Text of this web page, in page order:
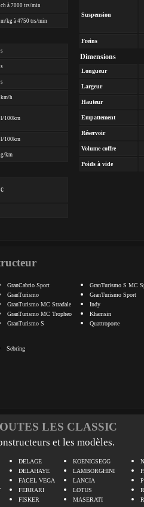
ch à 7000 trs/min
m/kg à 4750 trs/min
s
s
s
km/h
l/100km
l/100km
g/km
€
Suspension
Freins
Dimensions
Longueur
Largeur
Hauteur
Empattement
Réservoir
Volume coffre
Poids à vide
GranCabrio Sport
GranTurismo
GranTurismo MC Stradale
GranTurismo MC Tropheo
GranTurismo S
GranTurismo S MC
GranTurismo Sport
Indy
Khamsin
Quattroporte
Sebring
LES CLASSIC
et les modèles.
DELAGE
DELAHAYE
FACEL VEGA
FERRARI
FISKER
KOENIGSEGG
LAMBORGHINI
LANCIA
LOTUS
MASERATI